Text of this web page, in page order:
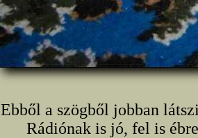
Ebből a szögből jobban
Rádiónak is jó, fel is